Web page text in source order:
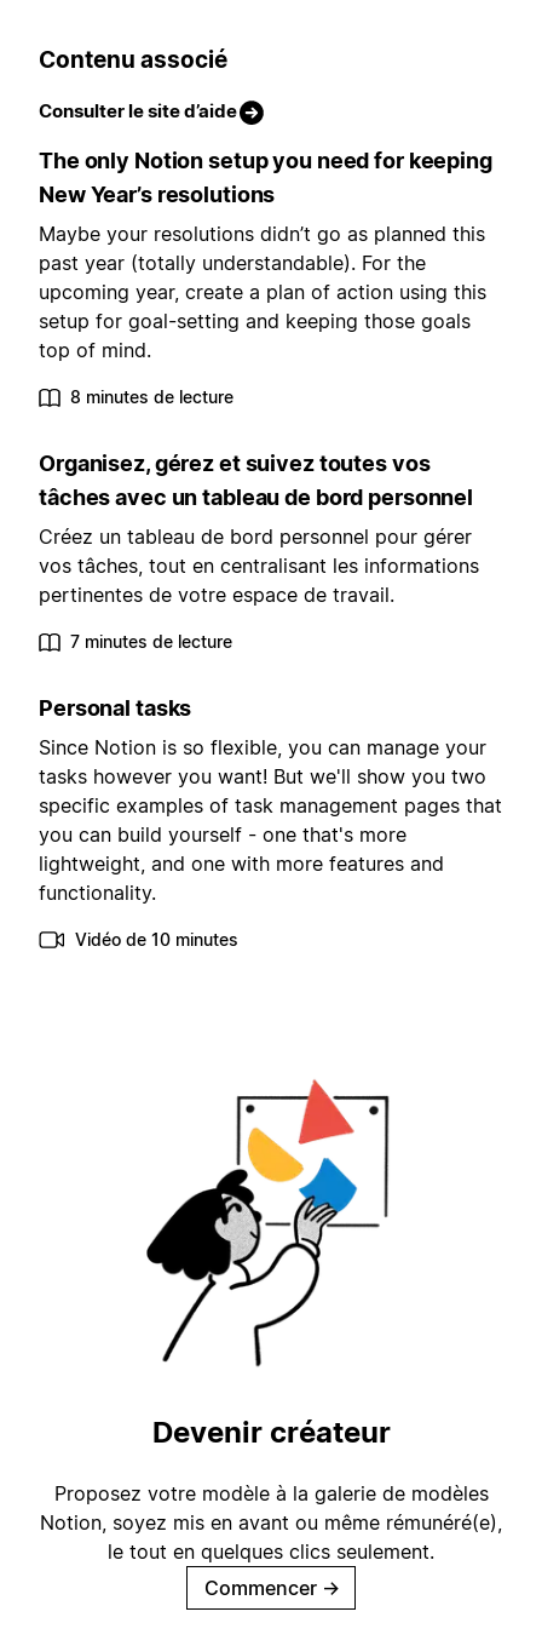
Contenu associé
Consulter le site d’aide
The only Notion setup you need for keeping
New Year’s resolutions
Maybe your resolutions didn’t go as planned this
past year (totally understandable). For the
upcoming year, create a plan of action using this
setup for goal-setting and keeping those goals
top of mind.
8 minutes de lecture
Organisez, gérez et suivez toutes vos
tâches avec un tableau de bord personnel
Créez un tableau de bord personnel pour gérer
vos tâches, tout en centralisant les informations
pertinentes de votre espace de travail.
7 minutes de lecture
Personal tasks
Since Notion is so flexible, you can manage your
tasks however you want! But we'll show you two
specific examples of task management pages that
you can build yourself - one that's more
lightweight, and one with more features and
functionality.
Vidéo de 10 minutes
Devenir créateur
Proposez votre modèle à la galerie de modèles
Notion, soyez mis en avant ou même rémunéré(e),
le tout en quelques clics seulement.
Commencer →